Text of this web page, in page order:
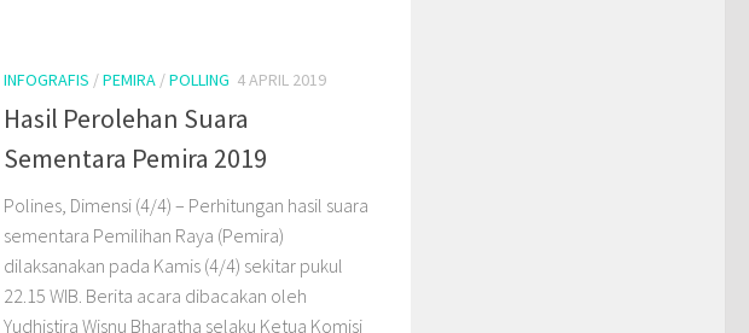
INFOGRAFIS /PEMIRA /POLLING 4 APRIL 2019
Hasil Perolehan Suara
Sementara Pemira 2019
Polines, Dimensi (4/4) – Perhitungan hasil suara
sementara Pemilihan Raya (Pemira)
dilaksanakan pada Kamis (4/4) sekitar pukul
22.15 WIB. Berita acara dibacakan oleh
Yudhistira Wisnu Bharatha selaku Ketua Komisi